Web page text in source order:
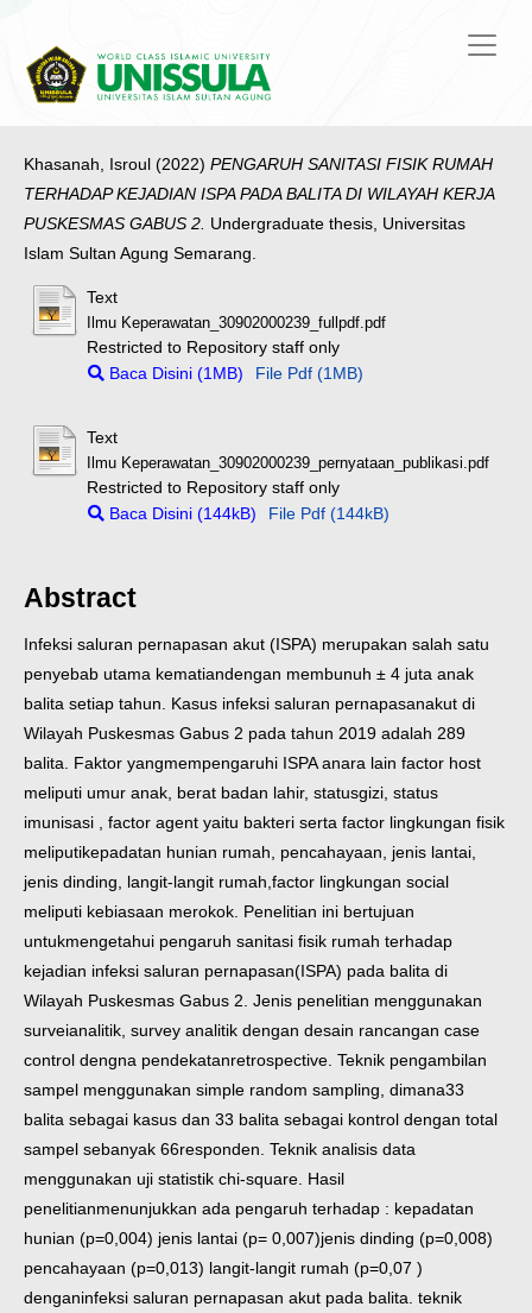
Khasanah, Isroul (2022) PENGARUH SANITASI FISIK RUMAH
TERHADAP KEJADIAN ISPA PADA BALITA DI WILAYAH KERJA
PUSKESMAS GABUS 2. Undergraduate thesis, Universitas
Islam Sultan Agung Semarang.
Text
Ilmu Keperawatan_30902000239_fullpdf.pdf
Restricted to Repository staff only
Baca Disini (1MB)
File Pdf (1MB)
Text
Ilmu Keperawatan_30902000239_pernyataan_publikasi.pdf
Restricted to Repository staff only
Baca Disini (144kB)
File Pdf (144kB)
Abstract
Infeksi saluran pernapasan akut (ISPA) merupakan salah satu
penyebab utama kematiandengan membunuh ± 4 juta anak
balita setiap tahun. Kasus infeksi saluran pernapasanakut di
Wilayah Puskesmas Gabus 2 pada tahun 2019 adalah 289
balita. Faktor yangmempengaruhi ISPA anara lain factor host
meliputi umur anak, berat badan lahir, statusgizi, status
imunisasi , factor agent yaitu bakteri serta factor lingkungan fisik
meliputikepadatan hunian rumah, pencahayaan, jenis lantai,
jenis dinding, langit-langit rumah,factor lingkungan social
meliputi kebiasaan merokok. Penelitian ini bertujuan
untukmengetahui pengaruh sanitasi fisik rumah terhadap
kejadian infeksi saluran pernapasan(ISPA) pada balita di
Wilayah Puskesmas Gabus 2. Jenis penelitian menggunakan
surveianalitik, survey analitik dengan desain rancangan case
control dengna pendekatanretrospective. Teknik pengambilan
sampel menggunakan simple random sampling, dimana33
balita sebagai kasus dan 33 balita sebagai kontrol dengan total
sampel sebanyak 66responden. Teknik analisis data
menggunakan uji statistik chi-square. Hasil
penelitianmenunjukkan ada pengaruh terhadap : kepadatan
hunian (p=0,004) jenis lantai (p= 0,007)jenis dinding (p=0,008)
pencahayaan (p=0,013) langit-langit rumah (p=0,07 )
denganinfeksi saluran pernapasan akut pada balita. teknik